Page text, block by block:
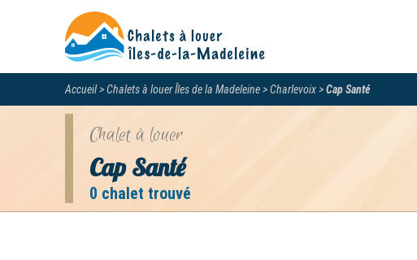
Accueil Chalets à louer Îles de la Madeleine Charlevoix Cap Santé
Chalet à louer
Cap Santé
0 chalet trouvé